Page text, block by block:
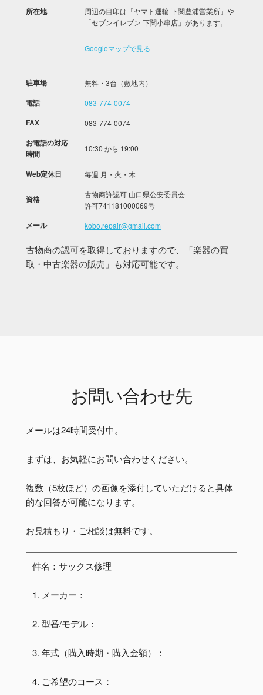
所在地
周辺の目印は「ヤマト運輸 下関豊浦営業所」や
「セブンイレブン 下関小串店」があります。
Googleマップで見る
駐車場 無料・3台（敷地内）
電話 083-774-0074
FAX 083-774-0074
お電話の対応
時間
10:30 から 19:00
Web定休日 毎週 月・火・木
資格
古物商許認可 山口県公安委員会
許可741181000069号
メール kobo.repair@gmail.com
古物商の認可を取得しておりますので、「楽器の買
取・中古楽器の販売」も対応可能です。
お問い合わせ先
メールは24時間受付中。
まずは、お気軽にお問い合わせください。
複数（5枚ほど）の画像を添付していただけると具体
的な回答が可能になります。
お見積もり・ご相談は無料です。
件名：サックス修理
1. メーカー：
2. 型番/モデル：
3. 年式（購入時期・購入金額）：
4. ご希望のコース：